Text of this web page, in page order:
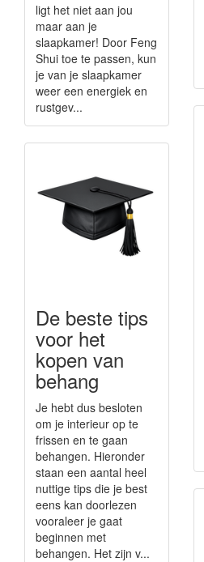
ligt het niet aan jou
maar aan je
slaapkamer! Door Feng
Shui toe te passen, kun
je van je slaapkamer
weer een energiek en
rustgev...
De beste tips
voor het
kopen van
behang
Je hebt dus besloten
om je interieur op te
frissen en te gaan
behangen. Hieronder
staan een aantal heel
nuttige tips die je best
eens kan doorlezen
vooraleer je gaat
beginnen met
behangen. Het zijn v...